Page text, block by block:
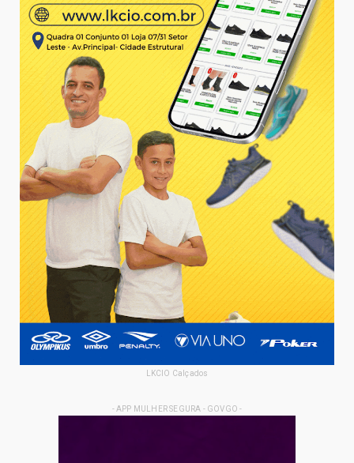
LKCIO Calçados
- APP MULHER SEGURA - GOVGO -